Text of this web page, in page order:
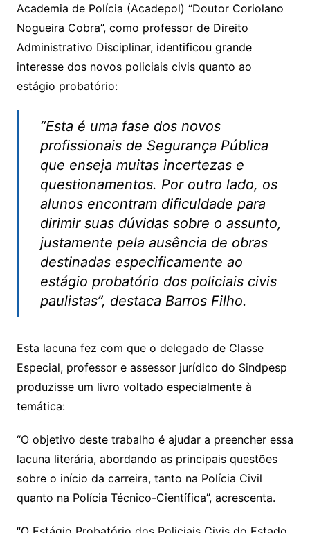
Academia de Polícia (Acadepol) “Doutor Coriolano
Nogueira Cobra”, como professor de Direito
Administrativo Disciplinar, identificou grande
interesse dos novos policiais civis quanto ao
estágio probatório:
“Esta é uma fase dos novos
profissionais de Segurança Pública
que enseja muitas incertezas e
questionamentos. Por outro lado, os
alunos encontram dificuldade para
dirimir suas dúvidas sobre o assunto,
justamente pela ausência de obras
destinadas especificamente ao
estágio probatório dos policiais civis
paulistas”, destaca Barros Filho.
Esta lacuna fez com que o delegado de Classe
Especial, professor e assessor jurídico do Sindpesp
produzisse um livro voltado especialmente à
temática:
“O objetivo deste trabalho é ajudar a preencher essa
lacuna literária, abordando as principais questões
sobre o início da carreira, tanto na Polícia Civil
quanto na Polícia Técnico-Científica”, acrescenta.